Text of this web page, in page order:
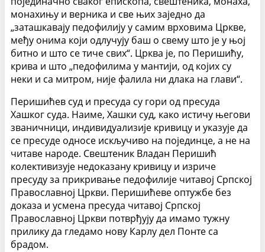
монахињу и верника и све њих заједно да
„заташкавају педофилију у самим врховима Цркве,
међу онима који одлучују баш о свему што је у њој
битно и што се тиче свих“. Црква је, по Перишићу,
крива и што „педофилима у мантији, од којих су
неки и са митром, није фалила ни длака на глави“.
Перишићев суд и пресуда су гори од пресуда
Хашког суда. Наиме, Хашки суд, како истичу његови
званичници, индивидуализије кривицу и указује да
се пресуде односе искључиво на појединце, а не на
читаве народе. Свештеник Владан Перишић
колективизује недоказану кривицу и изриче
пресуду за прикривање педофилије читавој Српској
Православној Цркви. Перишићеве оптужбе без
доказа и усмена пресуда читавој Српској
Православној Цркви потврђују да имамо тужну
прилику да гледамо нову Карлу дел Понте са
брадом.